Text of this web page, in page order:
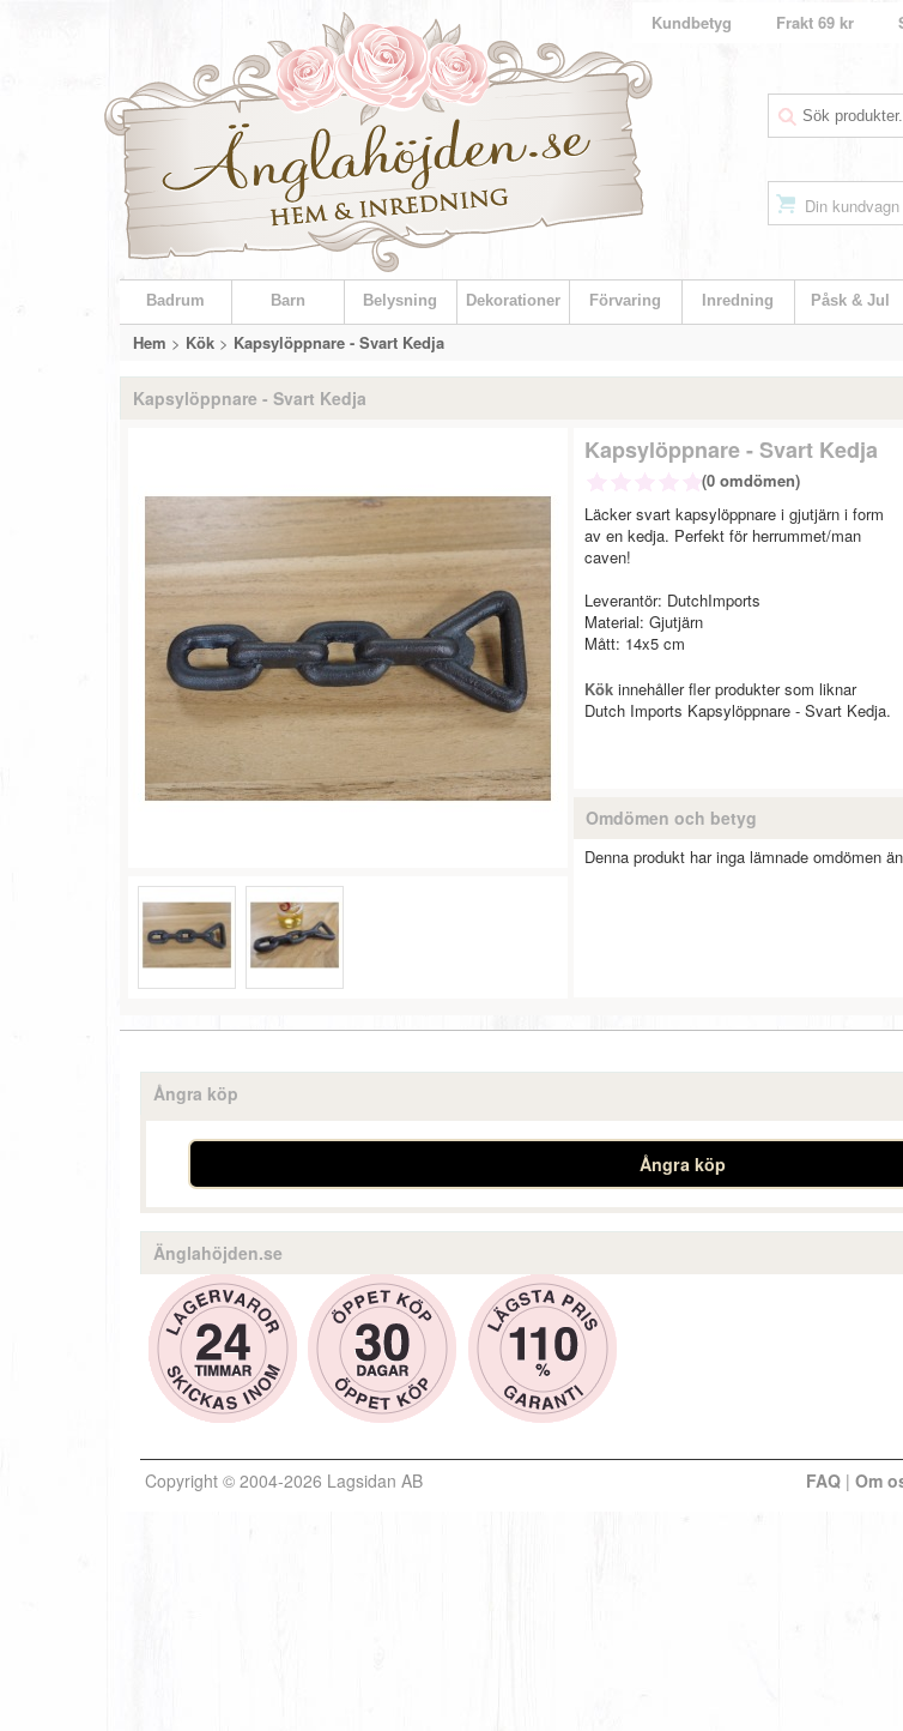
Kundbetyg Frakt 69 kr
Din
Badrum Barn Belysning Dekorationer Förvaring Inredning Påsk & Jul
Hem > Kök> Kapsylöppnare - Svart Kedja
Kapsylöppnare - Svart Kedja
Kapsylöppnare - Svart Kedja
(0 omdömen)
Läcker svart kapsylöppnare i gjutjärn i form
av en kedja. Perfekt för herrummet/man
caven!
Leverantör: DutchImports
Material: Gjutjärn
Mått: 14x5 cm
Kökinnehåller fler produkter som liknar
Dutch Imports Kapsylöppnare - Svart Kedja.
Omdömen och betyg
Denna produkt har inga lämnade omdömen
Ångra köp
Ångra köp
Änglahöjden.se
Copyright © 2004-2026 Lagsidan AB FAQ| Om